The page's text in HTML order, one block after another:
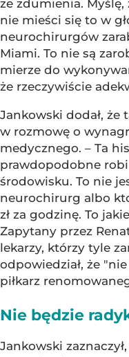
ze zdumienia.
nie mieści się to w
neurochirurgów
Miami. To nie są
mierze do
że rzeczywiście
Jankowski dodał,
w rozmowę o
medycznego. – Ta
prawdopodobne
środowisku. To nie
neurochirurg albo
zł za godzinę. To
Zapytany przez
lekarzy, którzy tyle
odpowiedział, że
piłkarz
Nie będzie
Jankowski